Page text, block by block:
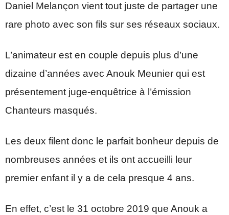
Daniel Melançon vient tout juste de partager une
rare photo avec son fils sur ses réseaux sociaux.
L’animateur est en couple depuis plus d’une
dizaine d’années avec Anouk Meunier qui est
présentement juge-enquêtrice à l’émission
Chanteurs masqués.
Les deux filent donc le parfait bonheur depuis de
nombreuses années et ils ont accueilli leur
premier enfant il y a de cela presque 4 ans.
En effet, c’est le 31 octobre 2019 que Anouk a